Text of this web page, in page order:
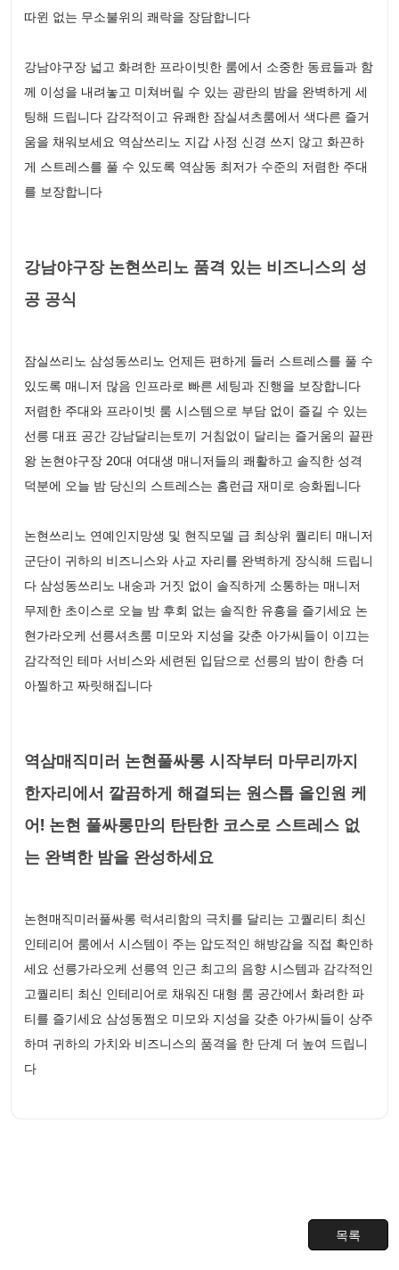
따윈 없는 무소불위의 쾌락을 장담합니다
강남야구장 넓고 화려한 프라이빗한 룸에서 소중한 동료들과 함
께 이성을 내려놓고 미쳐버릴 수 있는 광란의 밤을 완벽하게 세
팅해 드립니다 감각적이고 유쾌한 잠실셔츠룸에서 색다른 즐거
움을 채워보세요 역삼쓰리노 지갑 사정 신경 쓰지 않고 화끈하
게 스트레스를 풀 수 있도록 역삼동 최저가 수준의 저렴한 주대
를 보장합니다
강남야구장 논현쓰리노 품격 있는 비즈니스의 성
공 공식
잠실쓰리노 삼성동쓰리노 언제든 편하게 들러 스트레스를 풀 수
있도록 매니저 많음 인프라로 빠른 세팅과 진행을 보장합니다
저렴한 주대와 프라이빗 룸 시스템으로 부담 없이 즐길 수 있는
선릉 대표 공간 강남달리는토끼 거침없이 달리는 즐거움의 끝판
왕 논현야구장 20대 여대생 매니저들의 쾌활하고 솔직한 성격
덕분에 오늘 밤 당신의 스트레스는 홈런급 재미로 승화됩니다
논현쓰리노 연예인지망생 및 현직모델 급 최상위 퀄리티 매니저
군단이 귀하의 비즈니스와 사교 자리를 완벽하게 장식해 드립니
다 삼성동쓰리노 내숭과 거짓 없이 솔직하게 소통하는 매니저
무제한 초이스로 오늘 밤 후회 없는 솔직한 유흥을 즐기세요 논
현가라오케 선릉셔츠룸 미모와 지성을 갖춘 아가씨들이 이끄는
감각적인 테마 서비스와 세련된 입담으로 선릉의 밤이 한층 더
아찔하고 짜릿해집니다
역삼매직미러 논현풀싸롱 시작부터 마무리까지
한자리에서 깔끔하게 해결되는 원스톱 올인원 케
어! 논현 풀싸롱만의 탄탄한 코스로 스트레스 없
는 완벽한 밤을 완성하세요
논현매직미러풀싸롱 럭셔리함의 극치를 달리는 고퀄리티 최신
인테리어 룸에서 시스템이 주는 압도적인 해방감을 직접 확인하
세요 선릉가라오케 선릉역 인근 최고의 음향 시스템과 감각적인
고퀄리티 최신 인테리어로 채워진 대형 룸 공간에서 화려한 파
티를 즐기세요 삼성동쩜오 미모와 지성을 갖춘 아가씨들이 상주
하며 귀하의 가치와 비즈니스의 품격을 한 단계 더 높여 드립니
다
목록